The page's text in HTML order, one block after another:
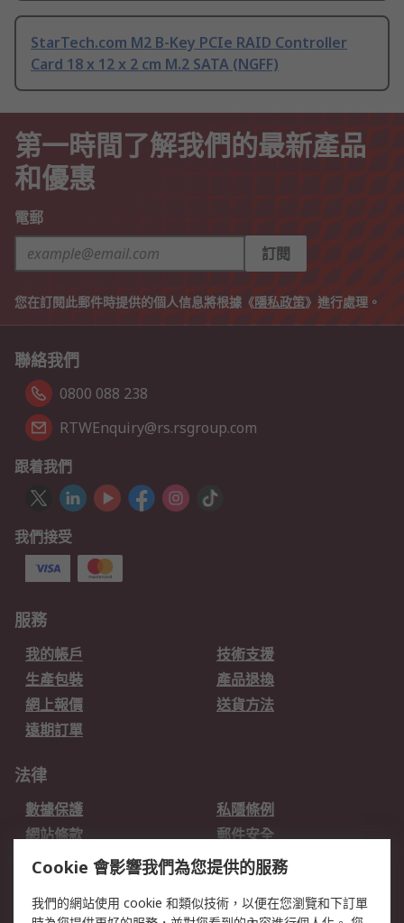
StarTech.com M2 B-Key PCIe RAID Controller
Card 18 x 12 x 2 cm M.2 SATA (NGFF)
第一時間了解我們的最新產品
和優惠
電郵
訂閱
您在訂閱此郵件時提供的個人信息將根據《隱私政策》進行處理。
聯絡我們
0800 088 238
RTWEnquiry@rs.rsgroup.com
跟着我們
我們接受
服務
我的帳戶
技術支援
生產包裝
產品退換
網上報價
送貨方法
遠期訂單
法律
數據保護
私隱條例
網站條款
郵件安全
销售条款和条件
關於RS
Cookie 會影響我們為您提供的服務
我們的網站使用 cookie 和類似技術，以便在您瀏覽和下訂單